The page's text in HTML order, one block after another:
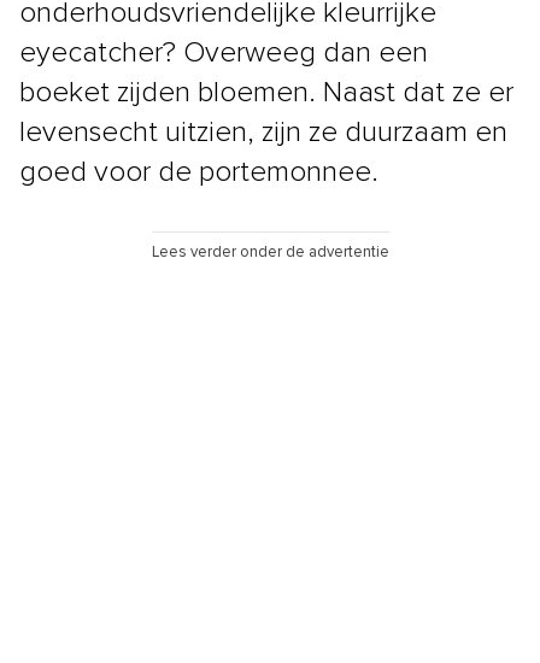
onderhoudsvriendelijke kleurrijke
eyecatcher? Overweeg dan een
boeket zijden bloemen. Naast dat ze er
levensecht uitzien, zijn ze duurzaam en
goed voor de portemonnee.
Lees verder onder de advertentie